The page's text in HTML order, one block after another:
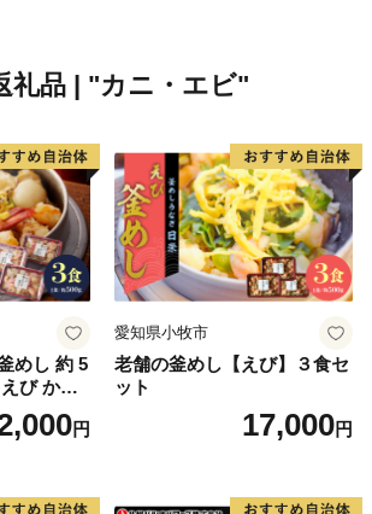
礼品 | "カニ・エビ"
めし 約 5
び かに
冷凍 レ
理 食品 加
牧市 送料
円
愛知県小牧市
老舗の釜めし【えび】３食セ
ット
17,000円